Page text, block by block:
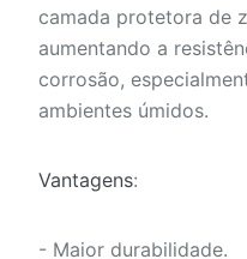
camada protetora de
aumentando a
corrosão,
ambientes úmidos.
Vantagens:
- Maior durabilidade.